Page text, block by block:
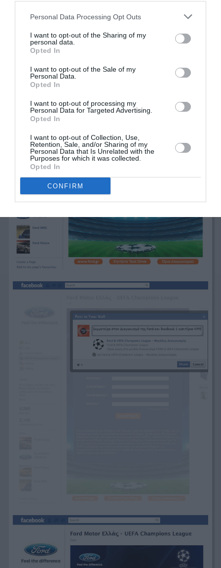
Personal Data Processing Opt Outs
I want to opt-out of the Sharing of my
personal data.
Opted In
I want to opt-out of the Sale of my
Personal Data.
Opted In
I want to opt-out of processing my
Personal Data for Targeted Advertising.
Opted In
I want to opt-out of Collection, Use,
Retention, Sale, and/or Sharing of my
Personal Data that Is Unrelated with the
Purposes for which it was collected.
Opted In
CONFIRM